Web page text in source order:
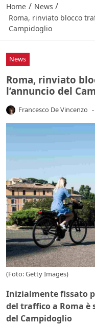
Home / News /
Roma, rinviato blocco
Campidoglio
News
Roma, rinviato
l’annuncio del
Francesco De Vincenzo -
(Foto: Getty Images)
Inizialmente fissato
del traffico a Roma è
del Campidoglio